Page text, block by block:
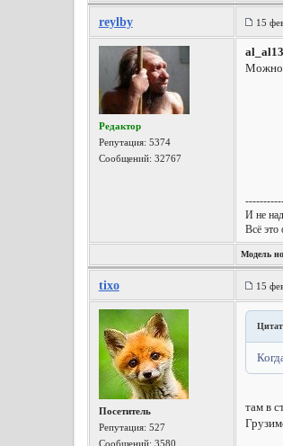
reylby 15
Редактор
Репутация: 5374
Сообщений: 32767
Можно
И не
Всё
Модель
Wireless,
tixo 15
Посетитель
Репутация: 527
Сообщений: 3580
там в